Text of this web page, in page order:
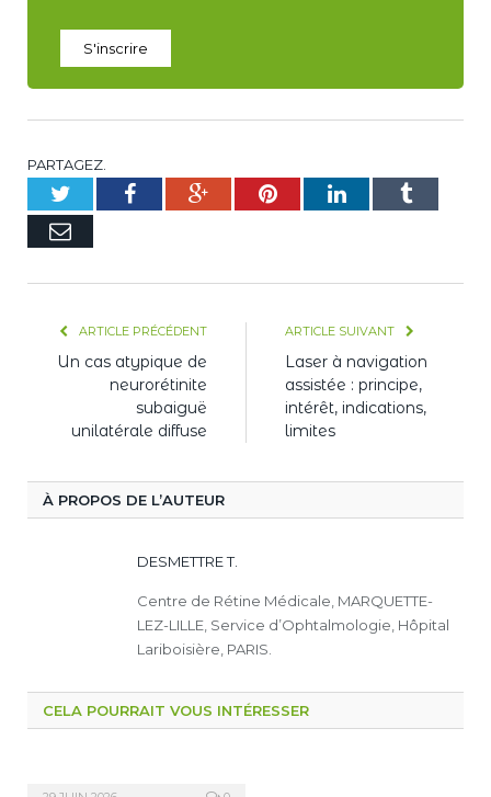
S'inscrire
PARTAGEZ.
TwitterFacebookGoogle+PinterestLinkedInTumblr
E-
ARTICLE PRÉCÉDENT
Un cas atypique de
neurorétinite
subaiguë
unilatérale diffuse
ARTICLE SUIVANT
Laser à navigation
assistée : principe,
intérêt, indications,
limites
À PROPOS DE L’AUTEUR
DESMETTRE T.
Centre de Rétine Médicale, MARQUETTE-
LEZ-LILLE, Service d’Ophtalmologie, Hôpital
Lariboisière, PARIS.
CELA POURRAIT VOUS INTÉRESSER